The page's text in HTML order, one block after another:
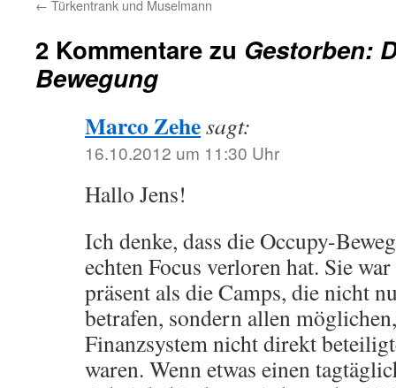
← Türkentrank und Muselmann
2 Kommentare zu Gestorben:
Bewegung
Marco Zehesagt:
16.10.2012 um 11:30 Uhr
Hallo Jens!
Ich denke, dass die Occupy-
echten Focus verloren hat. Sie
präsent als die Camps, die nicht
betrafen, sondern allen
Finanzsystem nicht direkt
waren. Wenn etwas einen